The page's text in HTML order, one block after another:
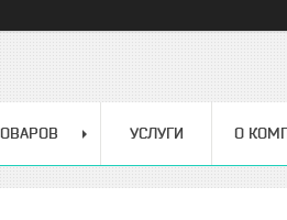
УСЛУГИ О